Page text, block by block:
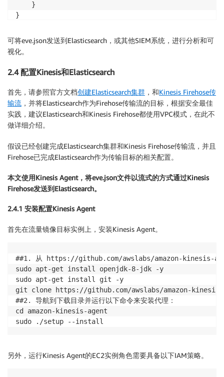
    }
}
可将eve.json发送到Elasticsearch，或其他SIEM系统，进行分析和可
视化。
2.4 配置Kinesis和Elasticsearch
首先，请参照官方文档创建Elasticsearch集群 ，和Kinesis Firehose传
输流 ，并将Elasticsearch作为Firehose传输流的目标，根据安全最佳
实践，建议Elasticsearch和Kinesis Firehose都使用VPC模式，在此不
做详细介绍。
假设已经创建完成Elasticsearch集群和Kinesis Firehose传输流，并且
Firehose已完成Elasticsearch作为传输目标的相关配置。
本文使用Kinesis Agent，将eve.json文件以流式的方式通过Kinesis
Firehose发送到Elasticsearch。
2.4.1 安装配置Kinesis Agent
首先在流量镜像目标实例上，安装Kinesis Agent。
##1. 从 https://github.com/awslabs/amazon-kinesis-
sudo apt-get install openjdk-8-jdk -y
sudo apt-get install git -y
git clone https://github.com/awslabs/amazon-
##2. 导航到下载目录并运行以下命令来安装代理：
cd amazon-kinesis-agent
sudo ./setup --install
另外，运行Kinesis Agent的EC2实例角色需要具备以下IAM策略。